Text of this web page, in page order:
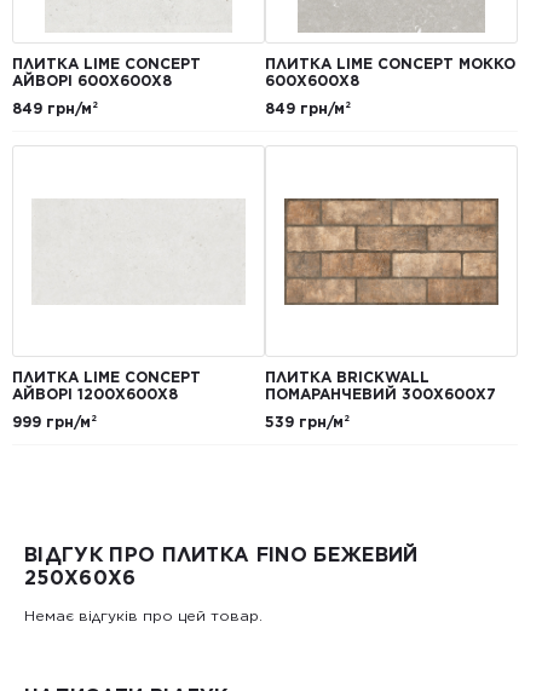
ПЛИТКА LIME CONCEPT
АЙВОРІ 600Х600Х8
849 грн/м²
ПЛИТКА LIME CONCEPT МОККО
600Х600Х8
849 грн/м²
ПЛИТКА LIME CONCEPT
АЙВОРІ 1200Х600Х8
999 грн/м²
ПЛИТКА BRICKWALL
ПОМАРАНЧЕВИЙ 300Х600Х7
539 грн/м²
ВІДГУК ПРО ПЛИТКА FINO БЕЖЕВИЙ
250Х60Х6
Немає відгуків про цей товар.